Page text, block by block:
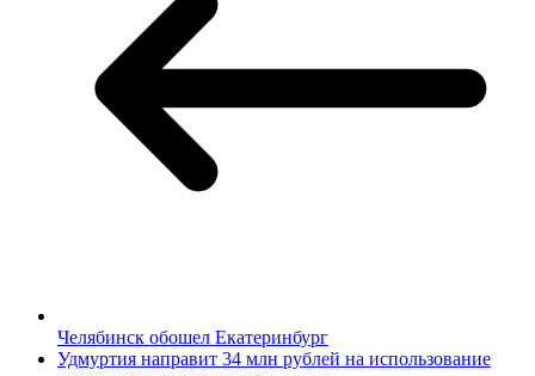
Челябинск обошел Екатеринбург
Удмуртия направит 34 млн рублей на использование